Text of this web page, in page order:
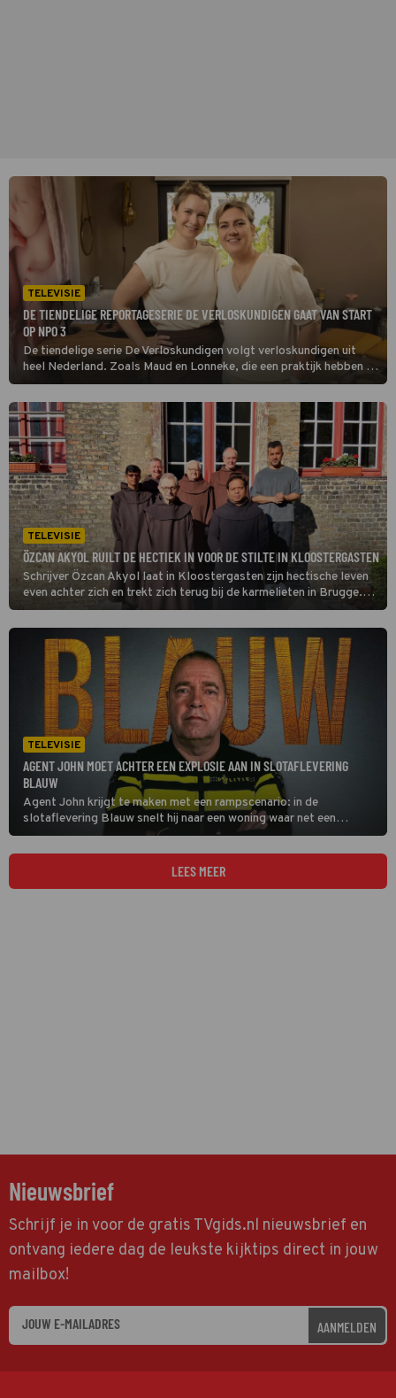
TELEVISIE
DE TIENDELIGE REPORTAGESERIE DE VERLOSKUNDIGEN GAAT VAN START
OP NPO 3
De tiendelige serie De Verloskundigen volgt verloskundigen uit
heel Nederland. Zoals Maud en Lonneke, die een praktijk hebben in
een arme wijk in Heerlen. Hier helpen ze kwetsbare vrouwen met
hun zwangerschap of kinderwens.
TELEVISIE
ÖZCAN AKYOL RUILT DE HECTIEK IN VOOR DE STILTE IN KLOOSTERGASTEN
Schrijver Özcan Akyol laat in Kloostergasten zijn hectische leven
even achter zich en trekt zich terug bij de karmelieten in Brugge.
Daar zoekt hij naar antwoorden op elementaire levensvragen die hij
al jaren voor zich uitschuift.
TELEVISIE
AGENT JOHN MOET ACHTER EEN EXPLOSIE AAN IN SLOTAFLEVERING
BLAUW
Agent John krijgt te maken met een rampscenario: in de
slotaflevering Blauw snelt hij naar een woning waar net een
explosie plaatsvond. Het is dan nog onduidelijk of het gaat om
een ongeluk of een doelgerichte aanslag.
LEES MEER
Nieuwsbrief
Schrijf je in voor de gratis TVgids.nl nieuwsbrief en
ontvang iedere dag de leukste kijktips direct in jouw
mailbox!
AANMELDEN